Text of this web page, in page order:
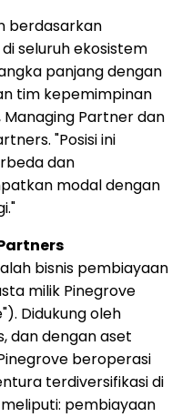
berdasarkan
seluruh ekosistem
panjang dengan
tim kepemimpinan
Managing Partner dan
"Posisi ini
dan
modal dengan
bisnis pembiayaan
milik Pinegrove
Didukung oleh
dan dengan aset
beroperasi
terdiversifikasi di
pembiayaan